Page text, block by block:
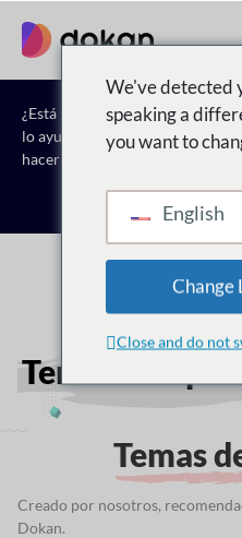
contenido
¿Está listo para dar el siguiente
lo ayuden. Reserve una reunión
hacer realidad su visión del
Reserva una
Temas
Temas
Creado por nosotros,
Dokan.
We've detected
speaking a
you want to
English
Change
Close and do not